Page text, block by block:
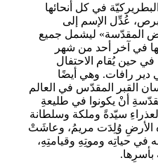
في كل أنحائها
عُدِّل الإسم إلى
المقدّسة» ليشمل جميع
في آخر أحد من شهر
في حين يُقام الاحتفال
دير رافات. وهي أيضًا
القبر المقدّس في العالم
أنْ يكونوا في طليعةِ
سيّدةً وملكة وسلطانة
الأرضِ وُلِدَت مريمُ، وعاشَتْ
في حياتِه وموتِهِ وقيامتِهِ،
بأسرِها.